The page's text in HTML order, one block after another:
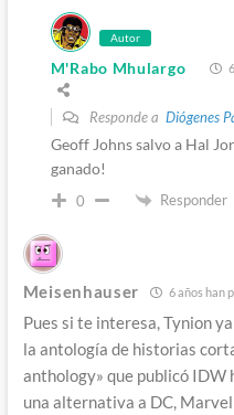
Autor
M'Rabo Mhulargo
Responde a Diógenes
Geoff Johns salvo a Hal
ganado!
0 Responder
Meisenhauser 6 años han
Pues si te interesa, Tynion
la antología de historias
anthology» que publicó IDW
una alternativa a DC,